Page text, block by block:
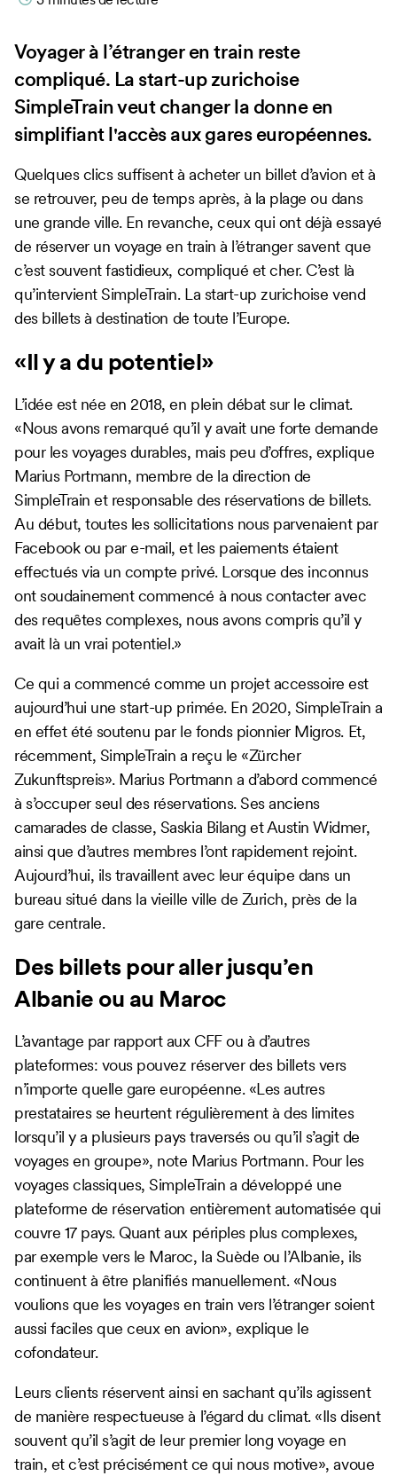
Voyager à l’étranger en train reste
compliqué. La start-up zurichoise
SimpleTrain veut changer la donne en
simplifiant l'accès aux gares européennes.
Quelques clics suffisent à acheter un billet d’avion et à
se retrouver, peu de temps après, à la plage ou dans
une grande ville. En revanche, ceux qui ont déjà essayé
de réserver un voyage en train à l’étranger savent que
c’est souvent fastidieux, compliqué et cher. C’est là
qu’intervient SimpleTrain. La start-up zurichoise vend
des billets à destination de toute l’Europe.
«Il y a du potentiel»
L’idée est née en 2018, en plein débat sur le climat.
«Nous avons remarqué qu’il y avait une forte demande
pour les voyages durables, mais peu d’offres, explique
Marius Portmann, membre de la direction de
SimpleTrain et responsable des réservations de billets.
Au début, toutes les sollicitations nous parvenaient par
Facebook ou par e-mail, et les paiements étaient
effectués via un compte privé. Lorsque des inconnus
ont soudainement commencé à nous contacter avec
des requêtes complexes, nous avons compris qu’il y
avait là un vrai potentiel.»
Ce qui a commencé comme un projet accessoire est
aujourd’hui une start-up primée. En 2020, SimpleTrain a
en effet été soutenu par le fonds pionnier Migros. Et,
récemment, SimpleTrain a reçu le «Zürcher
Zukunftspreis». Marius Portmann a d’abord commencé
à s’occuper seul des réservations. Ses anciens
camarades de classe, Saskia Bilang et Austin Widmer,
ainsi que d’autres membres l’ont rapidement rejoint.
Aujourd’hui, ils travaillent avec leur équipe dans un
bureau situé dans la vieille ville de Zurich, près de la
gare centrale.
Des billets pour aller jusqu’en
Albanie ou au Maroc
L’avantage par rapport aux CFF ou à d’autres
plateformes: vous pouvez réserver des billets vers
n’importe quelle gare européenne. «Les autres
prestataires se heurtent régulièrement à des limites
lorsqu’il y a plusieurs pays traversés ou qu’il s’agit de
voyages en groupe», note Marius Portmann. Pour les
voyages classiques, SimpleTrain a développé une
plateforme de réservation entièrement automatisée qui
couvre 17 pays. Quant aux périples plus complexes,
par exemple vers le Maroc, la Suède ou l’Albanie, ils
continuent à être planifiés manuellement. «Nous
voulions que les voyages en train vers l’étranger soient
aussi faciles que ceux en avion», explique le
cofondateur.
Leurs clients réservent ainsi en sachant qu’ils agissent
de manière respectueuse à l’égard du climat. «Ils disent
souvent qu’il s’agit de leur premier long voyage en
train, et c’est précisément ce qui nous motive», avoue